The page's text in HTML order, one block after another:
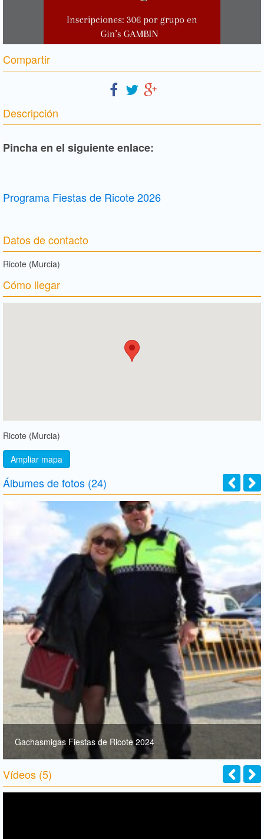
Compartir
Descripción
Pincha en el siguiente enlace:
Programa Fiestas de Ricote 2026
Datos de contacto
Ricote (Murcia)
Cómo llegar
Ricote (Murcia)
Ampliar mapa
Álbumes de fotos (24)
Gachasmigas Fiestas de Ricote 2024
Vídeos (5)